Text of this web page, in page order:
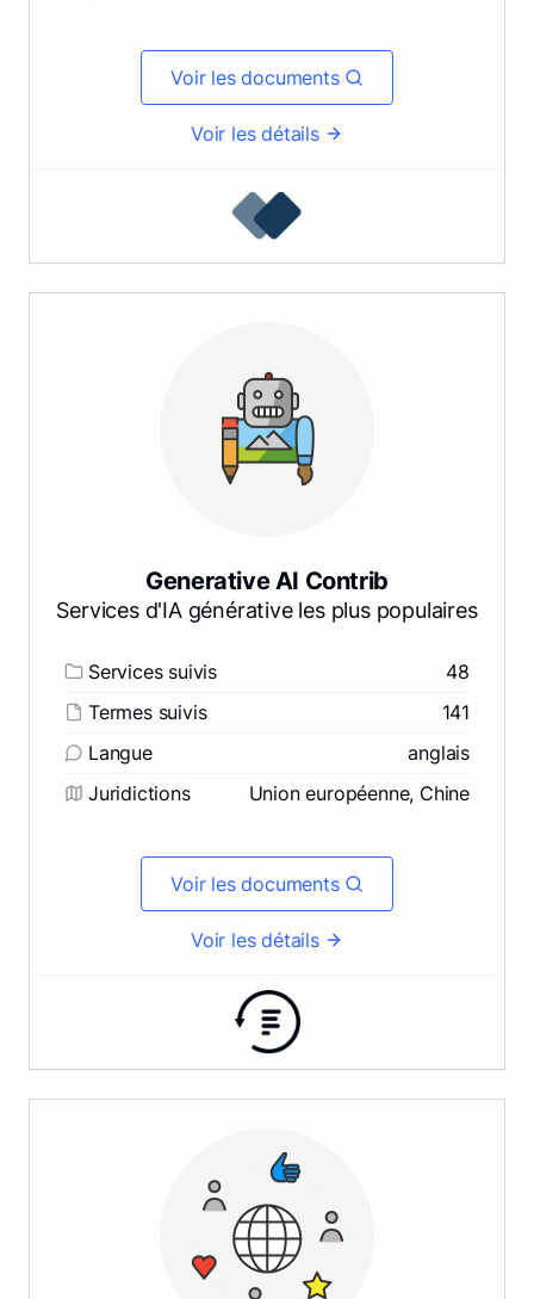
Voir les documents
Voir les détails
Generative AI Contrib
Services d'IA générative les plus populaires
Services suivis
48
Termes suivis
141
Langue
anglais
Juridictions
Union européenne, Chine
Voir les documents
Voir les détails